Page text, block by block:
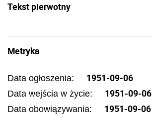
Tekst pierwotny
Metryka
Data ogłoszenia: 1951-09-06
Data wejścia w życie: 1951-09-06
Data obowiązywania: 1951-09-06